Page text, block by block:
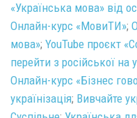
«Українська мова» від
Онлайн-курс «МовиТИ»;
мова»; YouTube проєкт
перейти з російської на
Онлайн-курс «Бізнес
українізація; Вивчайте